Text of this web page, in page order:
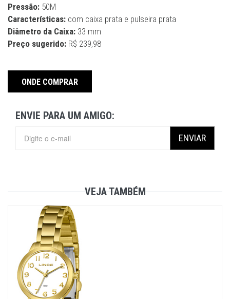
Pressão: 50M
Características: com caixa prata e pulseira prata
Diâmetro da Caixa: 33 mm
Preço sugerido: R$ 239,98
ONDE COMPRAR
ENVIE PARA UM AMIGO:
ENVIAR
VEJA TAMBÉM